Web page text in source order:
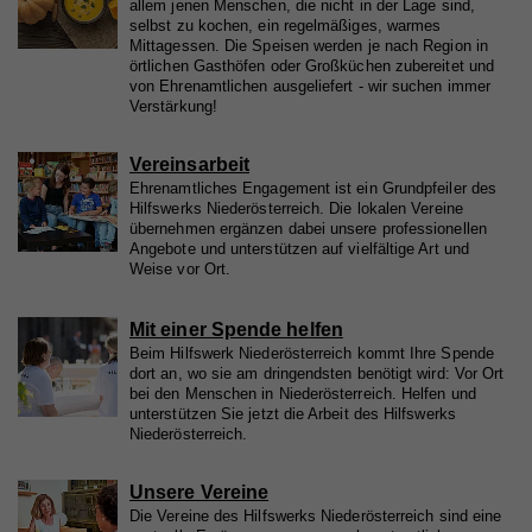
allem jenen Menschen, die nicht in der Lage sind,
selbst zu kochen, ein regelmäßiges, warmes
Mittagessen. Die Speisen werden je nach Region in
örtlichen Gasthöfen oder Großküchen zubereitet und
von Ehrenamtlichen ausgeliefert - wir suchen immer
Verstärkung!
Vereinsarbeit
Ehrenamtliches Engagement ist ein Grundpfeiler des
Hilfswerks Niederösterreich. Die lokalen Vereine
übernehmen ergänzen dabei unsere professionellen
Angebote und unterstützen auf vielfältige Art und
Weise vor Ort.
Mit einer Spende helfen
Beim Hilfswerk Niederösterreich kommt Ihre Spende
dort an, wo sie am dringendsten benötigt wird: Vor Ort
bei den Menschen in Niederösterreich. Helfen und
unterstützen Sie jetzt die Arbeit des Hilfswerks
Niederösterreich.
Unsere Vereine
Die Vereine des Hilfswerks Niederösterreich sind eine
Laufzeit Session
Eindeutige ID, die die Sitzung des Benutzers
identifiziert.
Name access
Anbieter Hilfswerk
Laufzeit 7 Tage
Anbieter YouTube
1 Tag
Registriert eine eindeutige ID auf mobilen Geräten,
GPS-Standort zu ermöglichen.
Name VISITOR_INFO1_LIVE
Laufzeit 179 Tage
Versucht, die Benutzerbandbreite auf Seiten mit
integrierten YouTube-Videos zu schätzen.
Name vuid
und aufgezeichneten Aktivitäten können an Dritte
verkauft werden.
Anbieter Facebook
Laufzeit 4 Monate
Wird von Facebook genutzt, um eine Reihe von
fr
Facebook
Laufzeit 90 Tage
Cookie-Informationen anzeigen
Statistik-Cookies helfen uns zu verstehen, wie Sie
mit unserer Webseite interagieren, indem
Informationen anonym gesammelt und gemeldet
werden. Die gesammelten Informationen helfen uns,
Name _ga
Anbieter Google Analytics
Zweck
Registriert eine eindeutige ID, die verwendet wird,
um statistische Daten dazu, wie der Besucher die
Cookie-Informationen anzeigen
Externe Inhalte
Mit dieser Einstellung werden externe Inhalte auf
unserer Webseite zugelassen, die von Drittanbietern
technische Daten (z.B. IP-Adresse) automatisch an
die jeweiligen Drittanbieter übermittelt, damit deren